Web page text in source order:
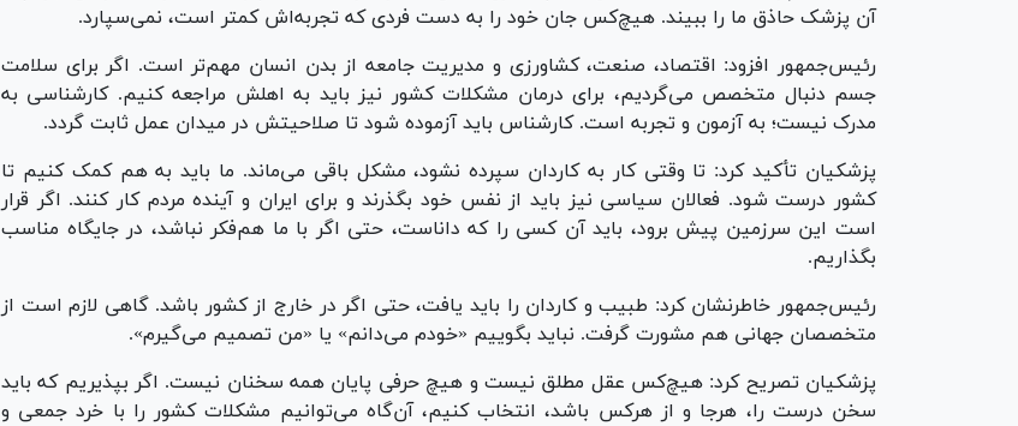
آن پزشک حاذق ما را ببیند. هیچ‌کس جان خود را به دست فردی که تجربه‌اش کمتر است، نمی‌سپارد.
رئیس‌جمهور افزود: اقتصاد، صنعت، کشاورزی و مدیریت جامعه از بدن انسان مهم‌تر است. اگر برای سلامت
جسم دنبال متخصص می‌گردیم، برای درمان مشکلات کشور نیز باید به اهلش مراجعه کنیم. کارشناسی به
مدرک نیست؛ به آزمون و تجربه است. کارشناس باید آزموده شود تا صلاحیتش در میدان عمل ثابت گردد.
پزشکیان تأکید کرد: تا وقتی کار به کاردان سپرده نشود، مشکل باقی می‌ماند. ما باید به هم کمک کنیم تا
کشور درست شود. فعالان سیاسی نیز باید از نفس خود بگذرند و برای ایران و آینده مردم کار کنند. اگر قرار
است این سرزمین پیش برود، باید آن کسی را که داناست، حتی اگر با ما هم‌فکر نباشد، در جایگاه مناسب
بگذاریم.
رئیس‌جمهور خاطرنشان کرد: طبیب و کاردان را باید یافت، حتی اگر در خارج از کشور باشد. گاهی لازم است از
متخصصان جهانی هم مشورت گرفت. نباید بگوییم «خودم می‌دانم» یا «من تصمیم می‌گیرم».
پزشکیان تصریح کرد: هیچ‌کس عقل مطلق نیست و هیچ حرفی پایان همه سخنان نیست. اگر بپذیریم که باید
سخن درست را، هرجا و از هرکس باشد، انتخاب کنیم، آن‌گاه می‌توانیم مشکلات کشور را با خرد جمعی و